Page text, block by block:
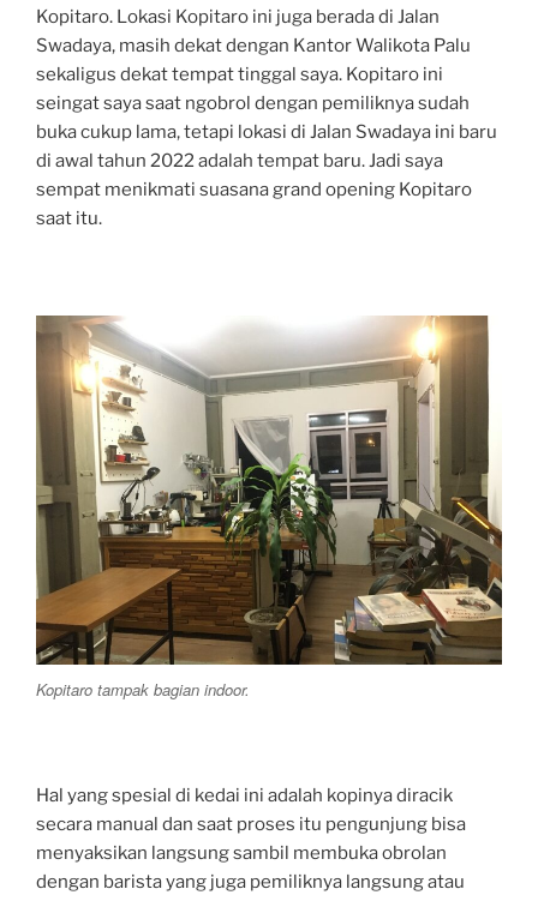
Kopitaro. Lokasi Kopitaro ini juga berada di Jalan
Swadaya, masih dekat dengan Kantor Walikota Palu
sekaligus dekat tempat tinggal saya. Kopitaro ini
seingat saya saat ngobrol dengan pemiliknya sudah
buka cukup lama, tetapi lokasi di Jalan Swadaya ini baru
di awal tahun 2022 adalah tempat baru. Jadi saya
sempat menikmati suasana grand opening Kopitaro
saat itu.
Kopitaro tampak bagian indoor.
Hal yang spesial di kedai ini adalah kopinya diracik
secara manual dan saat proses itu pengunjung bisa
menyaksikan langsung sambil membuka obrolan
dengan barista yang juga pemiliknya langsung atau